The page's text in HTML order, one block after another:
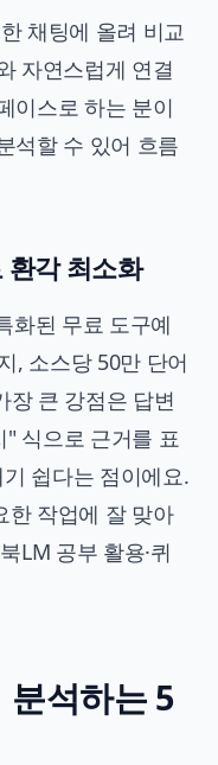
채팅에 올려 비교
자연스럽게 연결
이스로 하는 분이
석할 수 있어 흐름
각 최소화
화된 무료 도구예
, 소스당 50만 단어
장 큰 강점은 답변
식으로 근거를 표
쉽다는 점이에요.
한 작업에 잘 맞아
LM 공부 활용·퀴
분석하는 5